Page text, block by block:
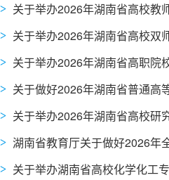
关于举办2026年湖南省高校教师铸牢中华民
关于举办2026年湖南省高校双师
关于举办2026年湖南省高职院校
关于做好2026年湖南省普通高等学校中青
关于举办2026年湖南省高校研
湖南省教育厅关于做好2026年全省普
关于举办湖南省高校化学化工专业教师